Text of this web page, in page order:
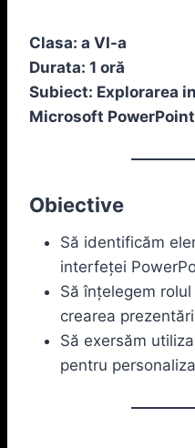
Clasa: a VI-a
Durata: 1 oră
Subiect: Explorarea
Microsoft PowerPoint
Obiective
Să identificăm
interfeței
Să înțelegem
crearea
Să exersăm
pentru